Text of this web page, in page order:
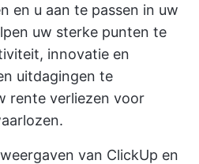
en u aan te passen in uw
uw sterke punten te
innovatie en
uitdagingen te
rente verliezen voor
van ClickUp en